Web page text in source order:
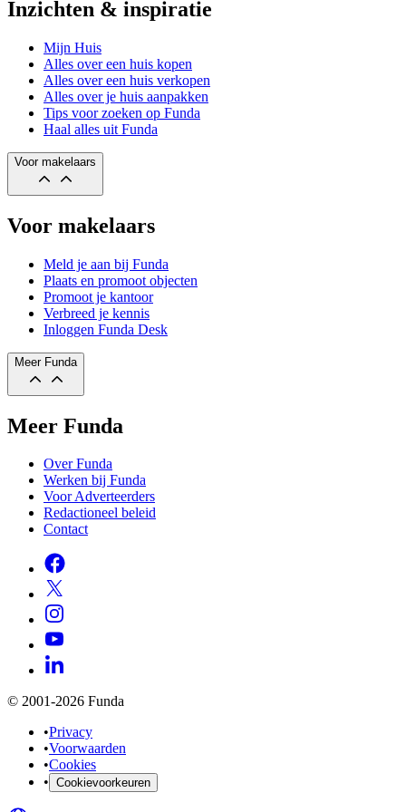
Inzichten & inspiratie
Mijn Huis
Alles over een huis kopen
Alles over een huis verkopen
Alles over je huis aanpakken
Tips voor zoeken op Funda
Haal alles uit Funda
Voor makelaars
Voor makelaars
Meld je aan bij Funda
Plaats en promoot objecten
Promoot je kantoor
Verbreed je kennis
Inloggen Funda Desk
Meer Funda
Meer Funda
Over Funda
Werken bij Funda
Voor Adverteerders
Redactioneel beleid
Contact
© 2001-2026 Funda
•Privacy
•Voorwaarden
•Cookies
• Cookievoorkeuren